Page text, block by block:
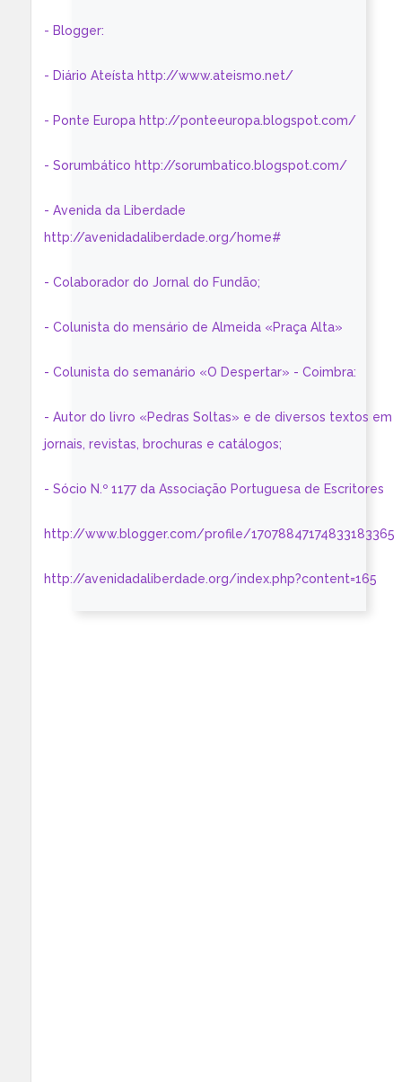
- Blogger:
- Diário Ateísta http://www.ateismo.net/
- Ponte Europa http://ponteeuropa.blogspot.com/
- Sorumbático http://sorumbatico.blogspot.com/
- Avenida da Liberdade
http://avenidadaliberdade.org/home#
- Colaborador do Jornal do Fundão;
- Colunista do mensário de Almeida «Praça Alta»
- Colunista do semanário «O Despertar» - Coimbra:
- Autor do livro «Pedras Soltas» e de diversos textos em
jornais, revistas, brochuras e catálogos;
- Sócio N.º 1177 da Associação Portuguesa de Escritores
http://www.blogger.com/profile/17078847174833183365
http://avenidadaliberdade.org/index.php?content=165